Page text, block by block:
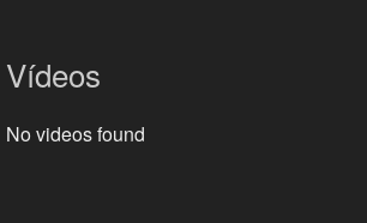
Vídeos
No videos found